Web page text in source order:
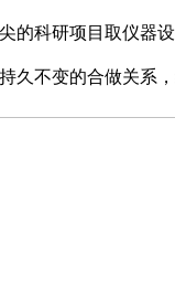
的科研项目取仪器
久不变的合做关系